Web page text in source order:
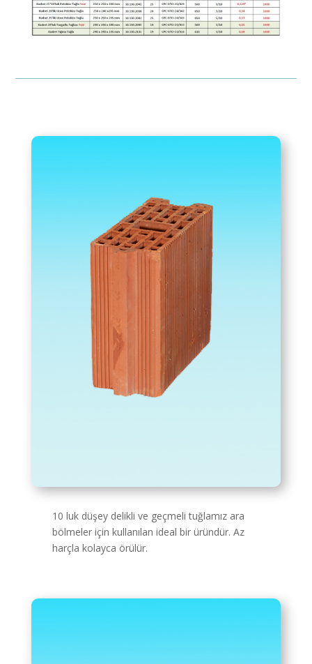
10 luk düşey delikli ve geçmeli tuğlamız ara
bölmeler için kullanılan ideal bir üründür. Az
harçla kolayca örülür.